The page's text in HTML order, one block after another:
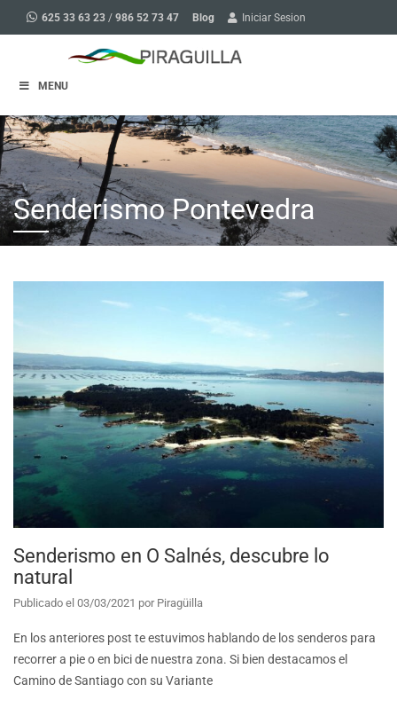
625 33 63 23 / 986 52 73 47 Blog Iniciar Sesion
MENU
Senderismo Pontevedra
Senderismo en O Salnés, descubre lo
natural
Publicado el 03/03/2021 por Piragüilla
En los anteriores post te estuvimos hablando de los senderos para
recorrer a pie o en bici de nuestra zona. Si bien destacamos el
Camino de Santiago con su Variante